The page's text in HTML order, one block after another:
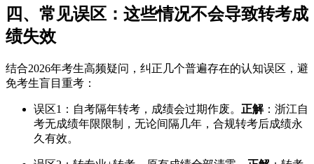
四、常见误区：这些情况不会导致转考成
绩失效
结合2026年考生高频疑问，纠正几个普遍存在的认知误区，避
免考生盲目重考：
误区1：自考隔年转考，成绩会过期作废。 正解：浙江自
考无成绩年限限制，无论间隔几年，合规转考后成绩永
久有效。